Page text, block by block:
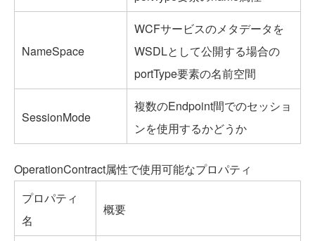
NameSpace
WCFサービスのメタデータを
WSDLとして公開する場合の
portType要素の名前空間
SessionMode
複数のEndpoint間でのセッショ
ンを使用するかどうか
OperationContract属性で使用可能なプロパティ
プロパティ
名
概要